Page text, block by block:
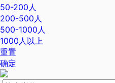
50-200人
200-500人
500-1000人
1000人以上
重置
确定